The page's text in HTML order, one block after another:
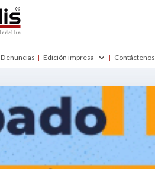
Denuncias Edición impresa Contáctenos